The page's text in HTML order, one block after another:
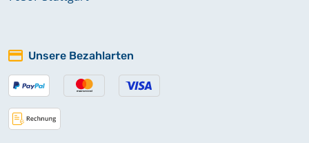
Totenregister 1866-1946 Band 13
Unsere Bezahlarten